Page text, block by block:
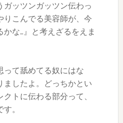
ガッツンガッツン伝わっ
りこんでる美容師が、今
な…』と考えざるをえま
って舐めてる奴にはな
ましたよ。どっちかとい
トに伝わる部分って、
。